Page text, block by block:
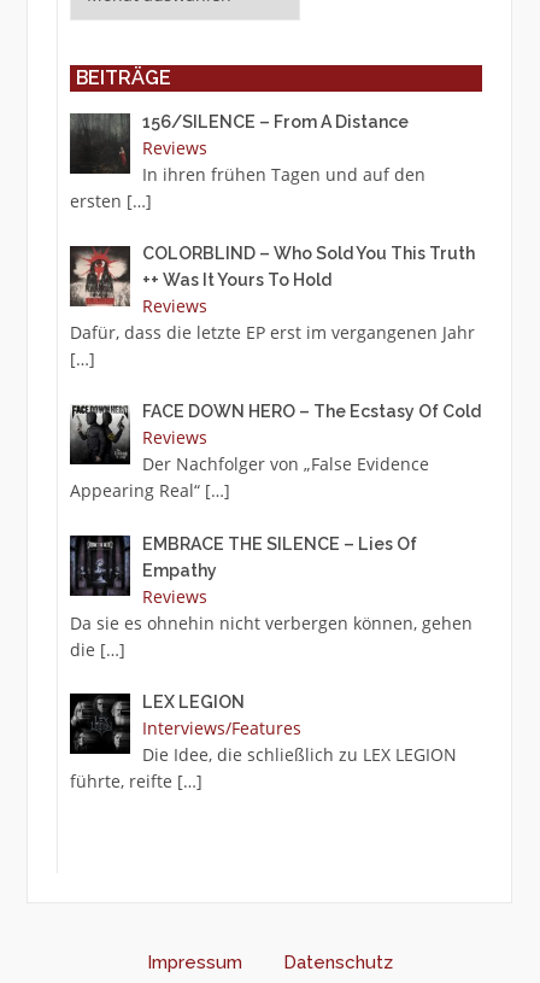
BEITRÄGE
156/SILENCE – From A Distance
Reviews
In ihren frühen Tagen und auf den
ersten […]
COLORBLIND – Who Sold You This Truth
++ Was It Yours To Hold
Reviews
Dafür, dass die letzte EP erst im vergangenen Jahr
[…]
FACE DOWN HERO – The Ecstasy Of Cold
Reviews
Der Nachfolger von „False Evidence
Appearing Real“ […]
EMBRACE THE SILENCE – Lies Of
Empathy
Reviews
Da sie es ohnehin nicht verbergen können, gehen
die […]
LEX LEGION
Interviews/Features
Die Idee, die schließlich zu LEX LEGION
führte, reifte […]
Impressum Datenschutz